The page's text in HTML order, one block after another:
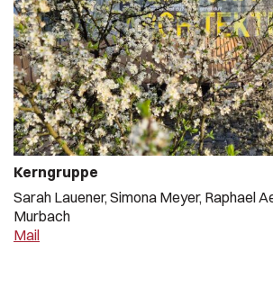
Kerngruppe
Sarah Lauener, Simona Meyer, Raphael
Murbach
Mail